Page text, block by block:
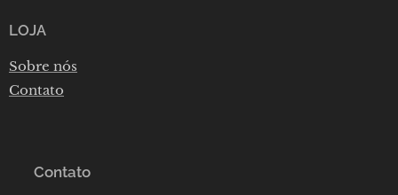
LOJA
Sobre nós
Contato
Contato